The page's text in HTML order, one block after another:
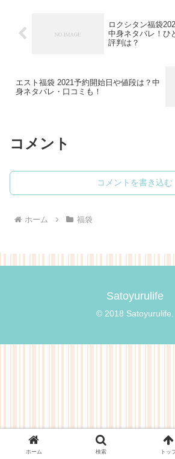
ロクシタン福袋
中身ネタバレ！ひ
評判は？
エスト福袋 2021予約開始日や値段は？中
身ネタバレ・口コミも！
コメント
コメントを書き込む
ホーム 福袋
Satoyurulife
© 2018 Satoyurulife.
ホーム 検索 トッ